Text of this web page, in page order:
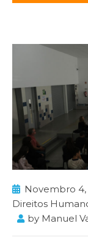
Novembro 4,
Direitos
by Manuel